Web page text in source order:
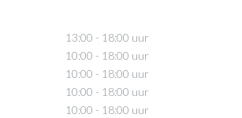
13:00 - 18:00 uur
10:00 - 18:00 uur
10:00 - 18:00 uur
10:00 - 18:00 uur
10:00 - 18:00 uur